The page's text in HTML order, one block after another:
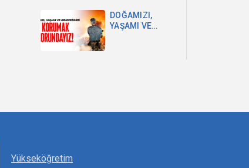
DOĞAMIZI,
YAŞAMI VE
Yükseköğretim